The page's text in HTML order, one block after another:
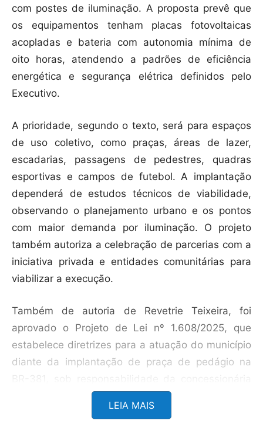
com postes de iluminação. A proposta prevê que
os equipamentos tenham placas fotovoltaicas
acopladas e bateria com autonomia mínima de
oito horas, atendendo a padrões de eficiência
energética e segurança elétrica definidos pelo
Executivo.
A prioridade, segundo o texto, será para espaços
de uso coletivo, como praças, áreas de lazer,
escadarias, passagens de pedestres, quadras
esportivas e campos de futebol. A implantação
dependerá de estudos técnicos de viabilidade,
observando o planejamento urbano e os pontos
com maior demanda por iluminação. O projeto
também autoriza a celebração de parcerias com a
iniciativa privada e entidades comunitárias para
viabilizar a execução.
Também de autoria de Revetrie Teixeira, foi
aprovado o Projeto de Lei nº 1.608/2025, que
estabelece diretrizes para a atuação do município
diante da implantação de praça de pedágio na
Nova 381. A proposta trata dos impactos no
tráfego urbano e prevê medidas preventivas e
LEIA MAIS